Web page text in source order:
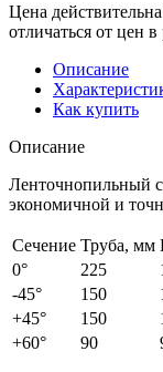
Цена
отличаться от цен
Описание
Как купить
Описание
Ленточнопильный
экономичной и
Сечение Труба, мм
0°
225
-45°
150
+45°
150
+60°
90